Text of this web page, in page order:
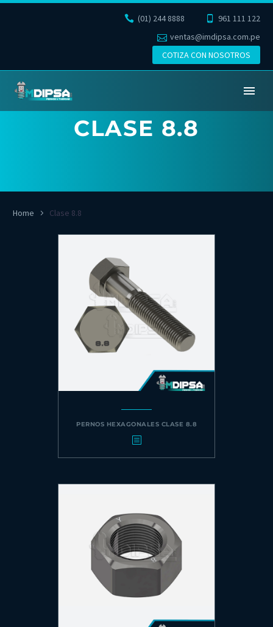
(01) 244 8888
961 111 122
ventas@imdipsa.com.pe
COTIZA CON NOSOTROS
CLASE 8.8
Home Clase 8.8
PERNOS HEXAGONALES CLASE 8.8